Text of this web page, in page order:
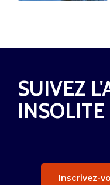
SUIVEZ
Inscrivez-